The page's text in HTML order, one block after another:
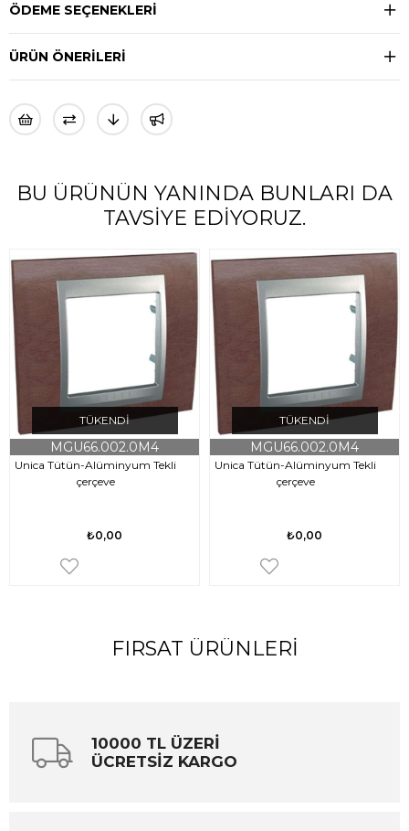
ÖDEME SEÇENEKLERI
ÜRÜN ÖNERILERI
BU ÜRÜNÜN YANINDA BUNLARI DA
TAVSIYE EDIYORUZ.
TÜKENDI
Unica Tütün-Alüminyum Tekli
çerçeve
MGU66.002.0M4
₺0,00
TÜKENDI
Unica Tütün-Alüminyum Tekli
çerçeve
MGU66.002.0M4
₺0,00
FIRSAT ÜRÜNLERI
10000 TL ÜZERİ
ÜCRETSİZ KARGO